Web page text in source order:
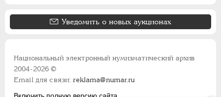
Уведомить о новых аукционах
Национальный электронный нумизматический архив
2004-2026 ©
Email для связи:reklama@numar.ru